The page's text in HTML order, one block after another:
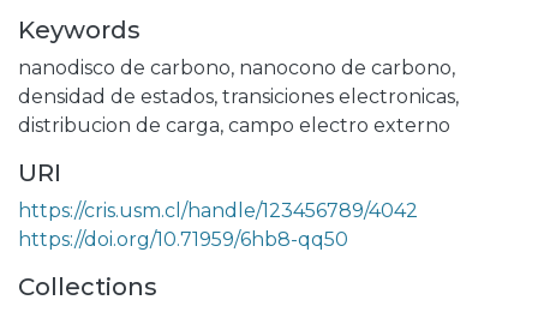
Keywords
nanodisco de carbono, nanocono de carbono,
densidad de estados, transiciones electronicas,
distribucion de carga, campo electro externo
URI
https://cris.usm.cl/handle/123456789/4042
https://doi.org/10.71959/6hb8-qq50
Collections